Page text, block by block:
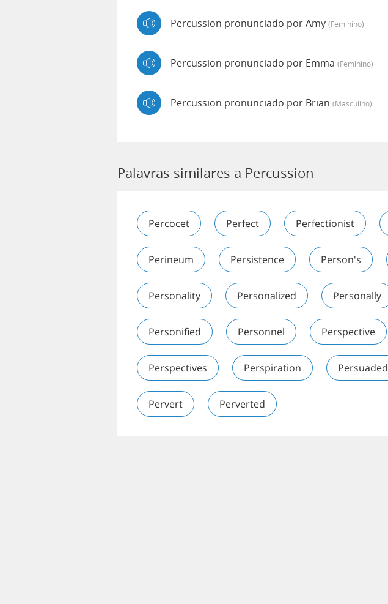
Percussion pronunciado por Amy (feminino)
Percussion pronunciado por Emma (feminino)
Percussion pronunciado por Brian (masculino)
Palavras similares a Percussion
Percocet Perfect Perfectionist
Perineum Persistence Person's
Personality Personalized Personally
Personified Personnel Perspective
Perspectives Perspiration Persuaded
Pervert Perverted